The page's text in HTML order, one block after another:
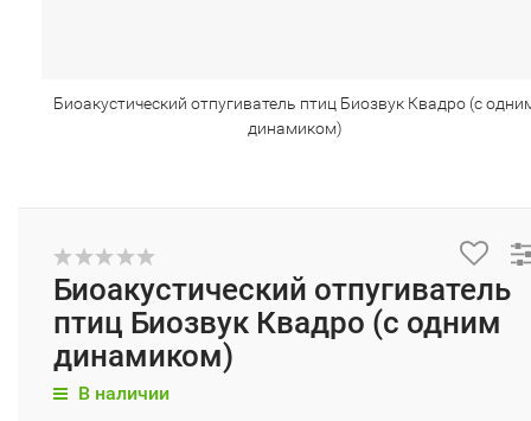
Биоакустический отпугиватель птиц Биозвук Квадро (с
динамиком)
Биоакустический отпугиватель
птиц Биозвук Квадро (с одним
динамиком)
В наличии